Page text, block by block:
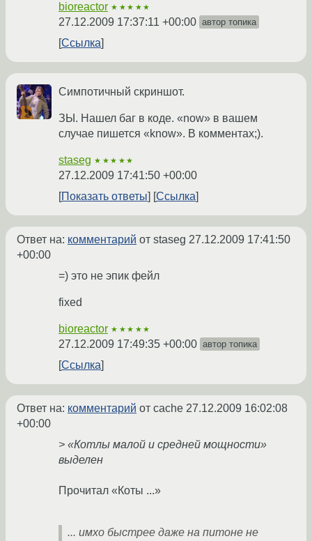
bioreactor ★★★★★
27.12.2009 17:37:11 +00:00 автор топика
Ссылка
Симпотичный скриншот.
ЗЫ. Нашел баг в коде. «now» в вашем
случае пишется «know». В комментах;).
staseg ★★★★★
27.12.2009 17:41:50 +00:00
Показать ответы
Ссылка
Ответ на: комментарий от staseg 27.12.2009 17:41:50
+00:00
=) это не эпик фейл
fixed
bioreactor ★★★★★
27.12.2009 17:49:35 +00:00 автор топика
Ссылка
Ответ на: комментарий от cache 27.12.2009 16:02:08
+00:00
> «Котлы малой и средней мощности»
выделен
Прочитал «Коты ...»
... имхо быстрее даже на питоне не